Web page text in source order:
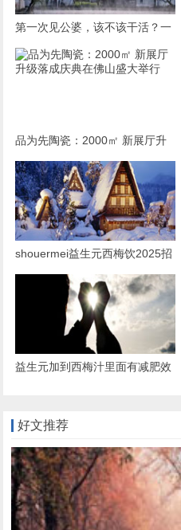
第一次见公婆，该不该干活？一
场关乎情商与自我的微妙博弈
品为先陶瓷：2000㎡ 新展厅升
级落成庆典在佛山盛大举行
shouermei益生元西梅饮2025招
募合伙人：共赴健康饮品新蓝海
益生元加到西梅汁里面有减肥效
好文推荐